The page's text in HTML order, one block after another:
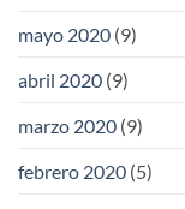
mayo 2020 (9)
abril 2020 (9)
marzo 2020 (9)
febrero 2020 (5)